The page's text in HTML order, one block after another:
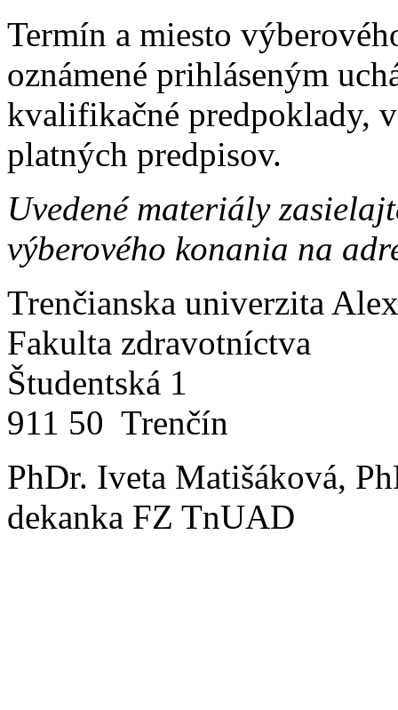
Termín a miesto
oznámené prihláseným
kvalifikačné predpoklady,
platných predpisov.
Uvedené materiály
výberového konania na
Trenčianska univerzita
Fakulta zdravotníctva
Študentská 1
911 50 Trenčín
PhDr. Iveta Matišáková,
dekanka FZ TnUAD